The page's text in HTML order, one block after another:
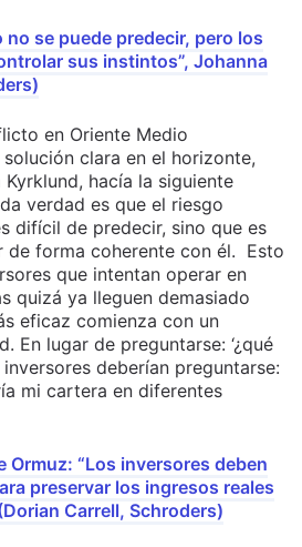
se puede predecir, pero los
sus instintos”, Johanna
en Oriente Medio
clara en el horizonte,
Kyrklund, hacía la siguiente
verdad es que el riesgo
difícil de predecir, sino que es
de forma coherente con él. Esto
que intentan operar en
quizá ya lleguen demasiado
eficaz comienza con un
En lugar de preguntarse: ‘¿qué
inversores deberían preguntarse:
mi cartera en diferentes
Ormuz: “Los inversores deben
preservar los ingresos reales
Carrell, Schroders)